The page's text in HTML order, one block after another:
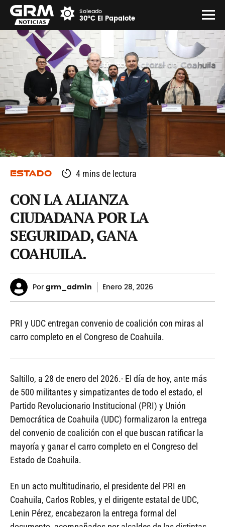
Soleado
30°C El Papalote
ESTADO 4 mins de lectura
CON LA ALIANZA
CIUDADANA POR LA
SEGURIDAD, GANA
COAHUILA.
Porgrm_admin Enero28, 2026
PRI y UDC entregan convenio de coalición con miras al
carro completo en el Congreso de Coahuila.
Saltillo, a 28 de enero del 2026.- El día de hoy, ante más
de 500 militantes y simpatizantes de todo el estado, el
Partido Revolucionario Institucional (PRI) y Unión
Democrática de Coahuila (UDC) formalizaron la entrega
del convenio de coalición con el que buscan ratificar la
mayoría y ganar el carro completo en el Congreso del
Estado de Coahuila.
En un acto multitudinario, el presidente del PRI en
Coahuila, Carlos Robles, y el dirigente estatal de UDC,
Lenin Pérez, encabezaron la entrega formal del